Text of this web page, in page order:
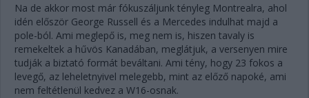
Na de akkor most már fókuszáljunk tényleg Montrealra, ahol
idén először George Russell és a Mercedes indulhat majd a
pole-ból. Ami meglepő is, meg nem is, hiszen tavaly is
remekeltek a hűvös Kanadában, meglátjuk, a versenyen mire
tudják a biztató formát beváltani. Ami tény, hogy 23 fokos a
levegő, az leheletnyivel melegebb, mint az előző napoké, ami
nem feltétlenül kedvez a W16-osnak.